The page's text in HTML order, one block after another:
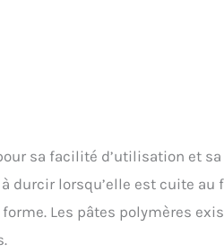
sa facilité d’utilisation et sa
durcir lorsqu’elle est cuite au
Les pâtes polymères